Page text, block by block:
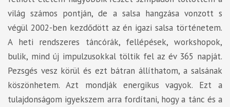
világ számos pontján, de a salsa hangzása vonzott s
végül 2002-ben kezdődött az én igazi salsa történetem.
A heti rendszeres táncórák, fellépések, workshopok,
bulik, mind új impulzusokkal töltik fel az év 365 napját.
Pezsgés vesz körül és ezt bátran állíthatom, a salsának
köszönhetem. Azt mondják energikus vagyok. Ezt a
tulajdonságom igyekszem arra fordítani, hogy a tánc és a